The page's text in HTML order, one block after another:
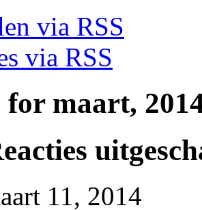
via RSS
via RSS
maart,
11, 2014